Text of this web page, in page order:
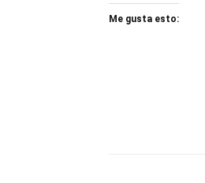
Me gusta esto: